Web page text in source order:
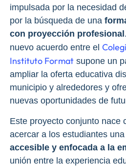
impulsada por la necesidad
por la búsqueda de una
con proyección profesional
nuevo acuerdo entre el
Instituto Format supone un
ampliar la oferta educativa
municipio y alrededores y
nuevas oportunidades de
Este proyecto conjunto nace
acercar a los estudiantes una
accesible y enfocada a la
unión entre la experiencia